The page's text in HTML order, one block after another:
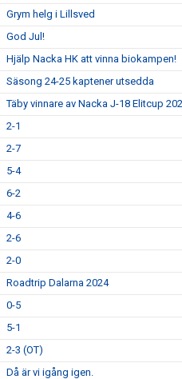
Grym helg i Lillsved
God Jul!
Hjälp Nacka HK att vinna biokampen!
Säsong 24-25 kaptener utsedda
Täby vinnare av Nacka J-18 Elitcup
2-1
2-7
5-4
6-2
4-6
2-6
2-0
Roadtrip Dalarna 2024
0-5
5-1
2-3 (OT)
Då är vi igång igen.